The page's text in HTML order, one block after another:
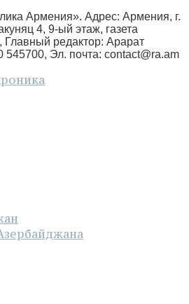
Армения». Адрес: Армения, г.
4, 9-ый этаж, газета
редактор: Арарат
545700, Эл. почта: contact@ra.am